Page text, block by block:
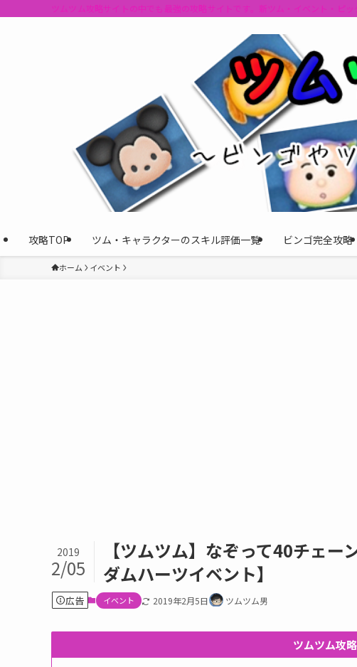
ツムツム攻略サイトの中でも最強の攻略サイトです。新ツム・イベント・ピ
攻略TOP ツム・キャラクターのスキル評価一覧 ビンゴ完全攻略
ホーム イベント
【ツムツム】なぞって40チェ
ダムハーツイベント】
2019
2/05
広告 イベント 2019年2月5日 ツムツム男
ツムツム攻